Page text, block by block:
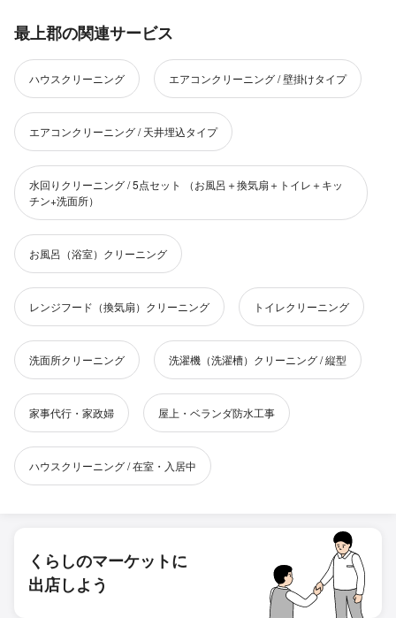
最上郡の関連サービス
ハウスクリーニング エアコンクリーニング / 壁掛けタイプ
エアコンクリーニング / 天井埋込タイプ
水回りクリーニング / 5点セット （お風呂＋換気扇＋トイレ＋キッ
チン+洗面所）
お風呂（浴室）クリーニング
レンジフード（換気扇）クリーニング トイレクリーニング
洗面所クリーニング 洗濯機（洗濯槽）クリーニング / 縦型
家事代行・家政婦 屋上・ベランダ防水工事
ハウスクリーニング / 在室・入居中
くらしのマーケットに
出店しよう